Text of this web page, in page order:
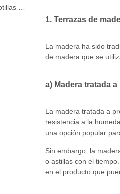
1. Terrazas de
La madera ha sido
de madera que se
a) Madera tratada
La madera tratada a
resistencia a la
una opción popular
Sin embargo, la
o astillas con el
en el producto que